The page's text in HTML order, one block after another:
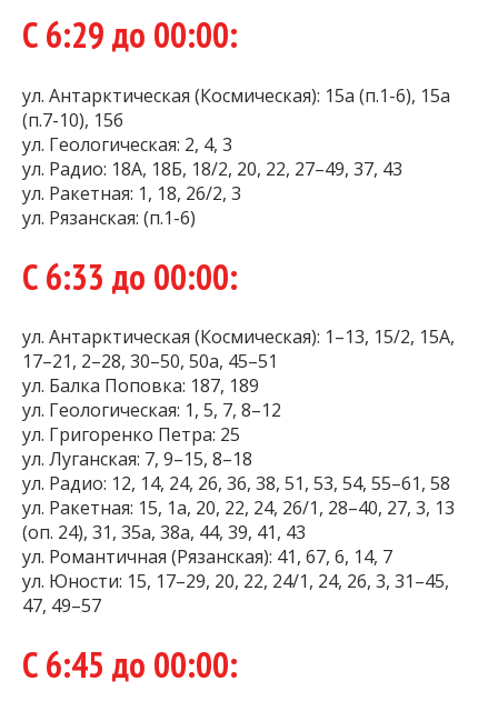
С 6:29 до 00:00:
ул. Антарктическая (Космическая): 15а (п.1-6), 15а
(п.7-10), 15б
ул. Геологическая: 2, 4, 3
ул. Радио: 18А, 18Б, 18/2, 20, 22, 27–49, 37, 43
ул. Ракетная: 1, 18, 26/2, 3
ул. Рязанская: (п.1-6)
С 6:33 до 00:00:
ул. Антарктическая (Космическая): 1–13, 15/2, 15А,
17–21, 2–28, 30–50, 50а, 45–51
ул. Балка Поповка: 187, 189
ул. Геологическая: 1, 5, 7, 8–12
ул. Григоренко Петра: 25
ул. Луганская: 7, 9–15, 8–18
ул. Радио: 12, 14, 24, 26, 36, 38, 51, 53, 54, 55–61, 58
ул. Ракетная: 15, 1а, 20, 22, 24, 26/1, 28–40, 27, 3, 13
(оп. 24), 31, 35а, 38а, 44, 39, 41, 43
ул. Романтичная (Рязанская): 41, 67, 6, 14, 7
ул. Юности: 15, 17–29, 20, 22, 24/1, 24, 26, 3, 31–45,
47, 49–57
С 6:45 до 00:00: